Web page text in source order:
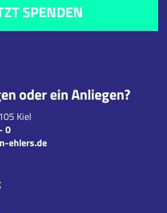
oder ein Anliegen?
Kiel
0
ehlers.de
SPENDEN